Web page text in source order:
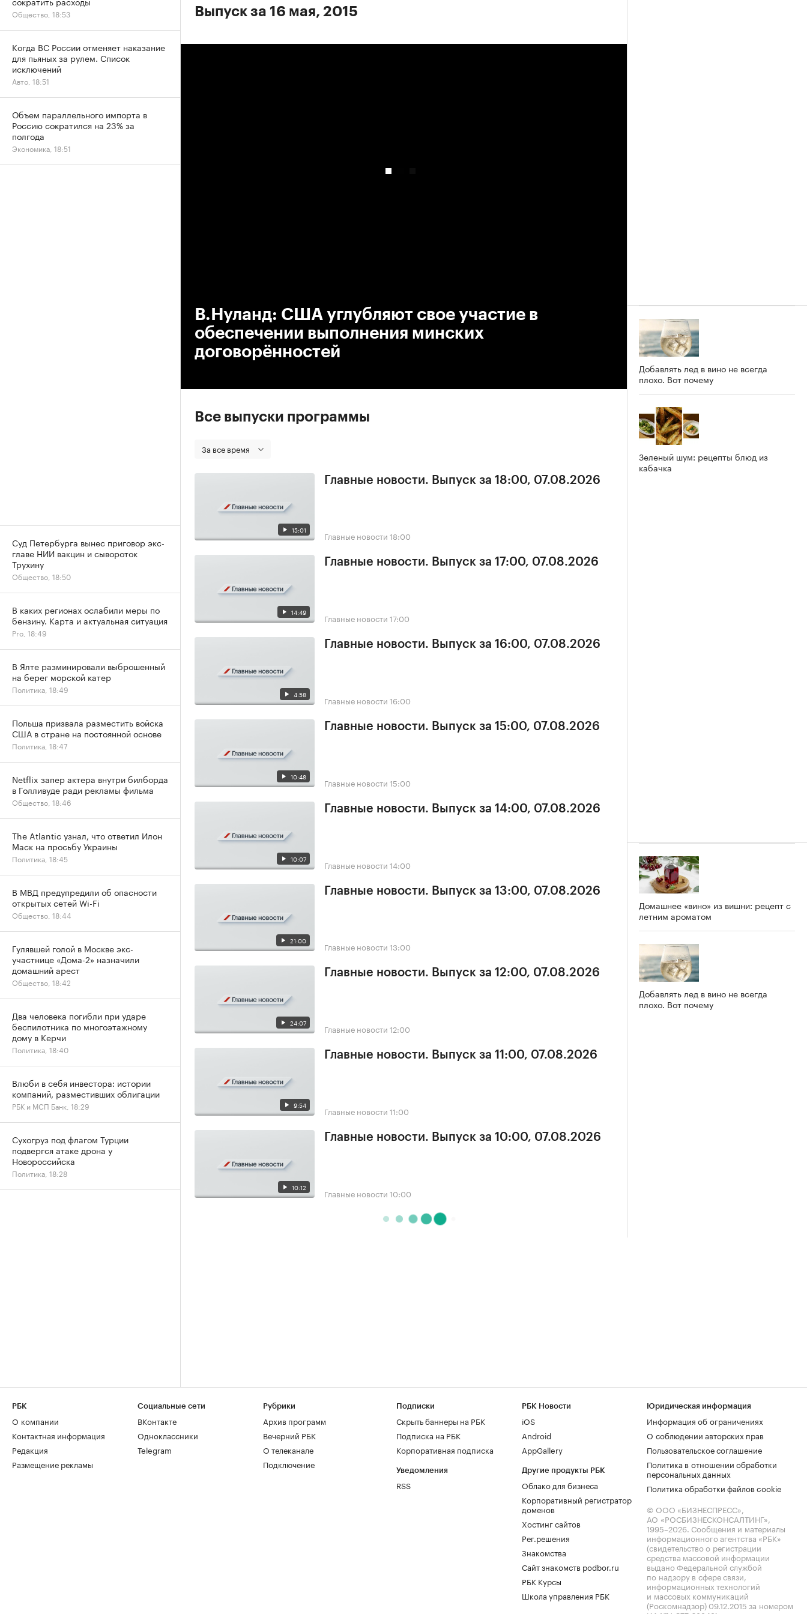
Выпуск за 16 мая, 2015
В.Нуланд: США углубляют свое участие в
обеспечении выполнения минских
договорённостей
Все выпуски программы
За все время
15:01
Главные новости. Выпуск за 18:00, 07.08.2026
Главные новости 18:00
14:49
Главные новости. Выпуск за 17:00, 07.08.2026
Главные новости 17:00
4:58
Главные новости. Выпуск за 16:00, 07.08.2026
Главные новости 16:00
10:48
Главные новости. Выпуск за 15:00, 07.08.2026
Главные новости 15:00
10:07
Главные новости. Выпуск за 14:00, 07.08.2026
Главные новости 14:00
21:00
Главные новости. Выпуск за 13:00, 07.08.2026
Главные новости 13:00
24:07
Главные новости. Выпуск за 12:00, 07.08.2026
Главные новости 12:00
9:54
Главные новости. Выпуск за 11:00, 07.08.2026
Главные новости 11:00
10:12
Главные новости. Выпуск за 10:00, 07.08.2026
Главные новости 10:00
Добавлять лед в вино не всегда
плохо. Вот почему
Зеленый шум: рецепты блюд из
кабачка
Домашнее «вино» из вишни: рецепт с
летним ароматом
Добавлять лед в вино не всегда
плохо. Вот почему
Общество, 18:53
Когда ВС России отменяет наказание
для пьяных за рулем. Список
исключений
Авто, 18:51
Объем параллельного импорта в
Россию сократился на 23% за
полгода
Экономика, 18:51
Суд Петербурга вынес приговор экс-
главе НИИ вакцин и сывороток
Трухину
Общество, 18:50
В каких регионах ослабили меры по
бензину. Карта и актуальная ситуация
Pro, 18:49
В Ялте разминировали выброшенный
на берег морской катер
Политика, 18:49
Польша призвала разместить войска
США в стране на постоянной основе
Политика, 18:47
Netflix запер актера внутри билборда
в Голливуде ради рекламы фильма
Общество, 18:46
The Atlantic узнал, что ответил Илон
Маск на просьбу Украины
Политика, 18:45
В МВД предупредили об опасности
открытых сетей Wi-Fi
Общество, 18:44
Гулявшей голой в Москве экс-
участнице «Дома-2» назначили
домашний арест
Общество, 18:42
Два человека погибли при ударе
беспилотника по многоэтажному
дому в Керчи
Политика, 18:40
Влюби в себя инвестора: истории
компаний, разместивших облигации
РБК и МСП Банк, 18:29
Сухогруз под флагом Турции
подвергся атаке дрона у
Новороссийска
Политика, 18:28
РБК
О компании
Контактная информация
Редакция
Размещение рекламы
Социальные сети
ВКонтакте
Одноклассники
Telegram
Рубрики
Архив программ
Вечерний РБК
О телеканале
Подключение
Подписки
Скрыть баннеры на РБК
Подписка на РБК
Корпоративная подписка
Уведомления
RSS
РБК Новости
iOS
Android
AppGallery
Другие продукты РБК
Облако для бизнеса
Корпоративный регистратор
доменов
Хостинг сайтов
Рег.решения
Знакомства
Сайт знакомств podbor.ru
РБК Курсы
Школа управления РБК
Юридическая информация
Информация об ограничениях
О соблюдении авторских прав
Пользовательское соглашение
Политика в отношении обработки
персональных данных
Политика обработки файлов cookie
© ООО «БИЗНЕСПРЕСС»,
АО «РОСБИЗНЕСКОНСАЛТИНГ»,
1995–2026. Сообщения и материалы
информационного агентства «РБК»
(свидетельство о регистрации
средства массовой информации
выдано Федеральной службой
по надзору в сфере связи,
информационных технологий
и массовых коммуникаций
(Роскомнадзор) 09.12.2015 за номером